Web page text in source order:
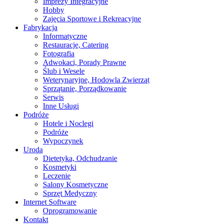
Hobby
Zajęcia Sportowe i Rekreacyjne
Fabrykacja
Informatyczne
Restauracje, Catering
Fotografia
Adwokaci, Porady Prawne
Ślub i Wesele
Weterynaryjne, Hodowla Zwierząt
Sprzątanie, Porządkowanie
Serwis
Inne Usługi
Podróże
Hotele i Noclegi
Podróże
Wypoczynek
Uroda
Dietetyka, Odchudzanie
Kosmetyki
Leczenie
Salony Kosmetyczne
Sprzęt Medyczny
Internet Software
Oprogramowanie
Kontakt